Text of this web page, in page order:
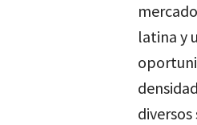
latina y